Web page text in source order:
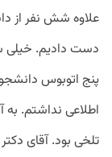
علاوه شش نفر از
دست دادیم. خیلی
پنج اتوبوس
اطلاعی نداشتم. به
تلخی بود. آقای